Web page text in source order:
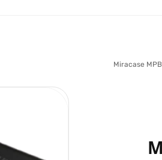
מעבר למידע על